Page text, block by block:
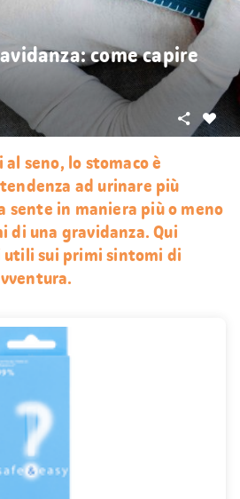
come capire
Mi
Condividi
seno, lo stomaco è
ad urinare più
sente in maniera più o meno
una gravidanza. Qui
sui primi sintomi di